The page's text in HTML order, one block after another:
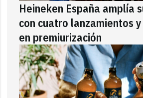
Heineken España amplía
con cuatro lanzamientos
en premiurización